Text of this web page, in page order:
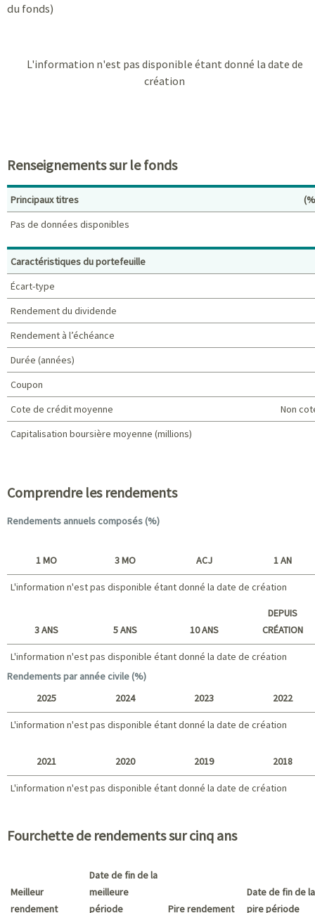
du fonds)
L'information n'est pas disponible étant donné la date de
création
Renseignements sur le fonds
Principaux titres (%)
Principaux titres
Pas de données disponibles
Caractéristiques du portefeuille
Écart-type
Rendement du dividende
Rendement à l’échéance
Durée (années)
Coupon
Cote de crédit moyenne
Non
Capitalisation boursière moyenne (millions)
Comprendre les rendements
Rendements annuels composés (%)
1 MO 3 MO ACJ 1 AN
L'information n'est pas disponible étant donné la date de création
Long terme
3 ANS 5 ANS 10 ANS
DEPUIS
CRÉATION
L'information n'est pas disponible étant donné la date de création
L'information n'est pas disponible étant donné la date de création
Rendements par année civile (%)
2025 2024 2023 2022
L'information n'est pas disponible étant donné la date de création
2021 2020 2019 2018
L'information n'est pas disponible étant donné la date de création
L'information n'est pas disponible étant donné la date de création
Fourchette de rendements sur cinq ans
Meilleur
rendement
Date de fin de la
meilleure
période
Pire rendement
Date de fin de la
pire période